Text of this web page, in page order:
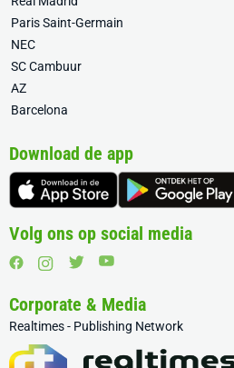
Paris Saint-Germain
NEC
SC Cambuur
AZ
Barcelona
Download de app
Volg ons op social media
Corporate & Media
Realtimes - Publishing Network